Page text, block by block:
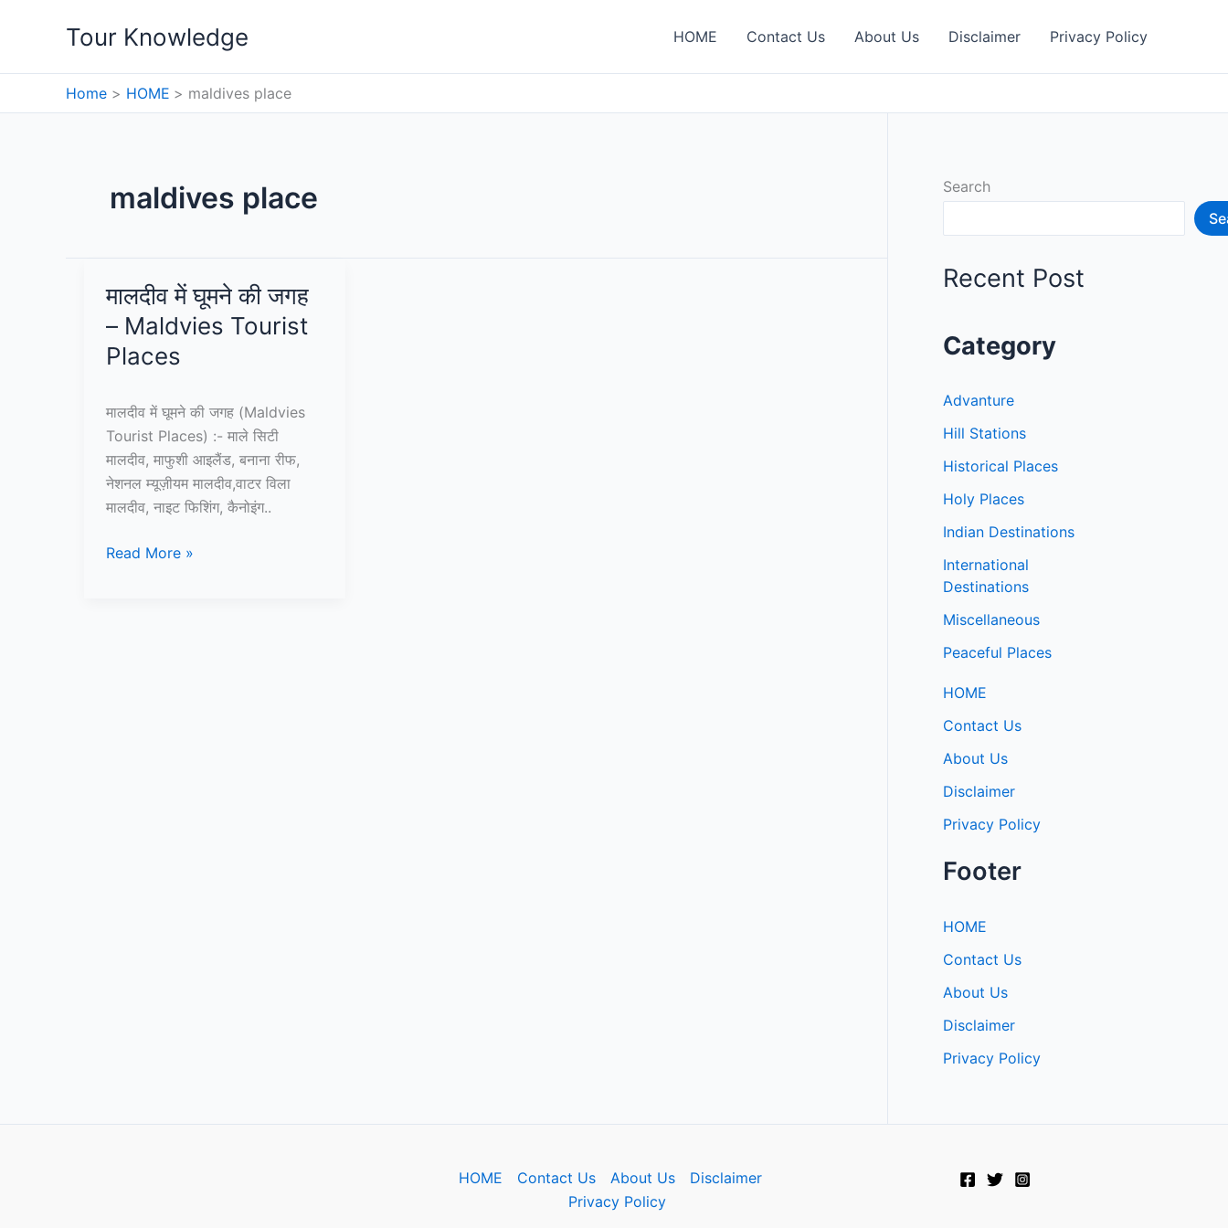
Tour Knowledge HOME Contact Us About Us Disclaimer Privacy Policy
Home HOME maldives place
maldives place
मालदीव में घूमने की जगह
– Maldvies Tourist
Places
मालदीव में घूमने की जगह (Maldvies
Tourist Places) :- माले सिटी
मालदीव, माफुशी आइलैंड, बनाना रीफ,
नेशनल म्यूज़ीयम मालदीव,वाटर विला
मालदीव, नाइट फिशिंग, कैनोइंग..
मालदीव
Read More »
Search
Recent Post
Category
Advanture
Hill Stations
Historical Places
Holy Places
Indian Destinations
International
Destinations
Miscellaneous
Peaceful Places
HOME
Contact Us
About Us
Disclaimer
Privacy Policy
Footer
HOME
Contact Us
About Us
Disclaimer
Privacy Policy
HOME Contact Us About Us
Disclaimer
Privacy Policy